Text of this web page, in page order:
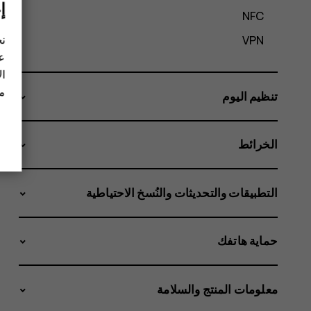
NFC
VPN
تنظيم اليوم
الخرائط
التطبيقات والتحديثات والنُسخ الاحتياطية
حماية هاتفك
معلومات المنتج والسلامة